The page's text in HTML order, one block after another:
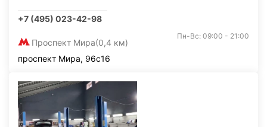
+7 (495) 023-42-98
Проспект Мира(0,4 км)
Пн-Вс: 09:00 - 21:00
проспект Мира, 96с16